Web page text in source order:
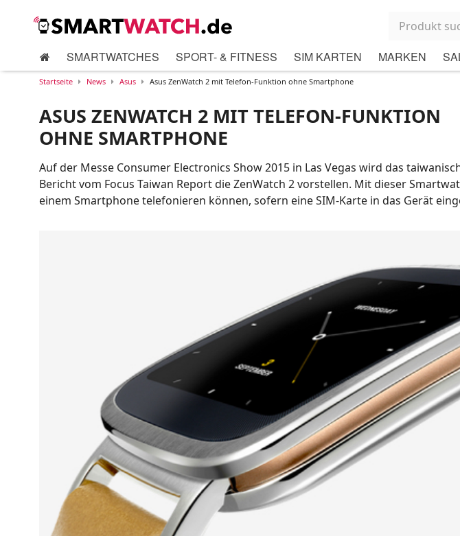
SMARTWATCHES SPORT- & FITNESS SIM KARTEN MARKEN
Startseite News Asus Asus ZenWatch 2 mit Telefon-Funktion ohne Smartphone
ASUS ZENWATCH 2 MIT TELEFON-FUNKTION
OHNE SMARTPHONE
Auf der Messe Consumer Electronics Show 2015 in Las Vegas wird das
Bericht vom Focus Taiwan Report die ZenWatch 2 vorstellen. Mit dieser
einem Smartphone telefonieren können, sofern eine SIM-Karte in das Gerät